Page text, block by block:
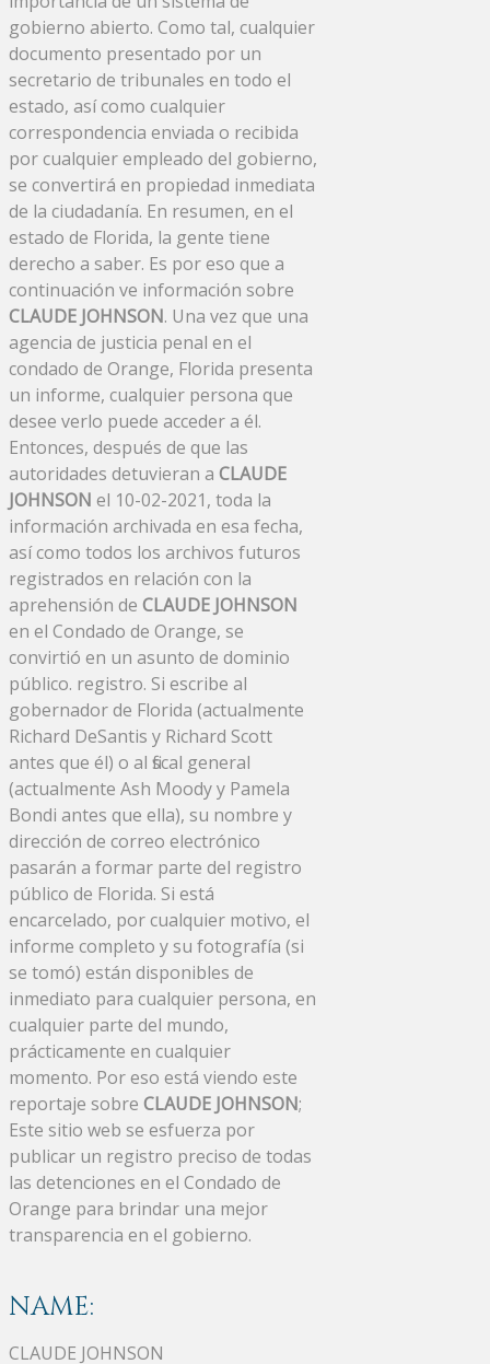
gobierno abierto. Como tal, cualquier
documento presentado por un
secretario de tribunales en todo el
estado, así como cualquier
correspondencia enviada o recibida
por cualquier empleado del gobierno,
se convertirá en propiedad inmediata
de la ciudadanía. En resumen, en el
estado de Florida, la gente tiene
derecho a saber. Es por eso que a
continuación ve información sobre
CLAUDE JOHNSON. Una vez que una
agencia de justicia penal en el
condado de Orange, Florida presenta
un informe, cualquier persona que
desee verlo puede acceder a él.
Entonces, después de que las
autoridades detuvieran a CLAUDE
JOHNSON el 10-02-2021, toda la
información archivada en esa fecha,
así como todos los archivos futuros
registrados en relación con la
aprehensión de CLAUDE JOHNSON
en el Condado de Orange, se
convirtió en un asunto de dominio
público. registro. Si escribe al
gobernador de Florida (actualmente
Richard DeSantis y Richard Scott
antes que él) o al fiscal general
(actualmente Ash Moody y Pamela
Bondi antes que ella), su nombre y
dirección de correo electrónico
pasarán a formar parte del registro
público de Florida. Si está
encarcelado, por cualquier motivo, el
informe completo y su fotografía (si
se tomó) están disponibles de
inmediato para cualquier persona, en
cualquier parte del mundo,
prácticamente en cualquier
momento. Por eso está viendo este
reportaje sobre CLAUDE JOHNSON;
Este sitio web se esfuerza por
publicar un registro preciso de todas
las detenciones en el Condado de
Orange para brindar una mejor
transparencia en el gobierno.
NAME:
CLAUDE JOHNSON